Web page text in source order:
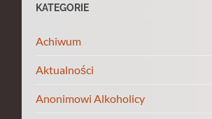
KATEGORIE
Achiwum
Aktualności
Anonimowi Alkoholicy